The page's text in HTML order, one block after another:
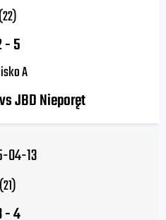
(22)
-5
A
JBD Nieporęt
04-13
(21)
-4